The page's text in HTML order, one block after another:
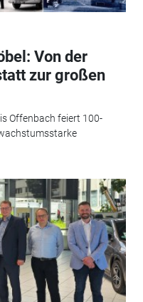
Von der
zur großen
Offenbach feiert 100-